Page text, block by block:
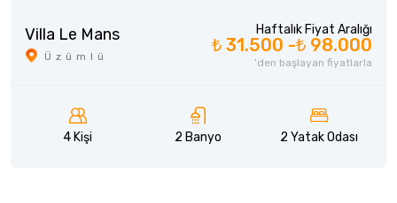
Villa Le Mans
Üzümlü
Haftalık Fiyat Aralığı
₺ 31.500 -₺ 98.000
'den başlayan fiyatlarla
4 Kişi 2 Banyo 2 Yatak Odası